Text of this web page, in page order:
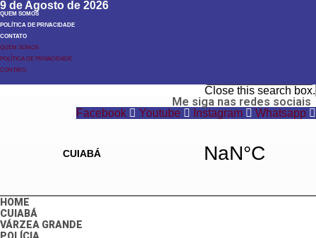
9 de Agosto de 2026
QUEM SOMOS
POLÍTICA DE PRIVACIDADE
CONTATO
QUEM SOMOS
POLÍTICA DE PRIVACIDADE
CONTATO
Close this search box.
Me siga nas redes sociais
Facebook Youtube Instagram Whatsapp
HOME
CUIABÁ
VÁRZEA GRANDE